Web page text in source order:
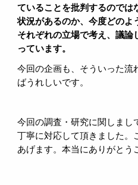
ていることを批判するのでは
状況があるのか、今度どのよ
それぞれの立場で考え、議論
っています。
今回の企画も、そういった流
ばうれしいです。
今回の調査・研究に関しまし
丁寧に対応して頂きました。
あげます。本当にありがとう